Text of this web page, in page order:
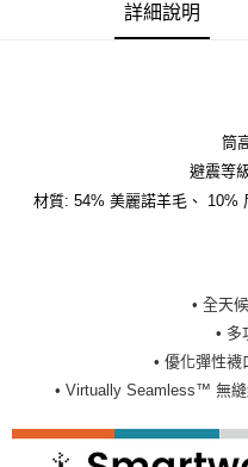
詳細說明
筒
避震等
材質: 54% 美麗諾羊毛、 10%
• 全天
• 多
• 優化彈性襪
• Virtually Seamless™ 無